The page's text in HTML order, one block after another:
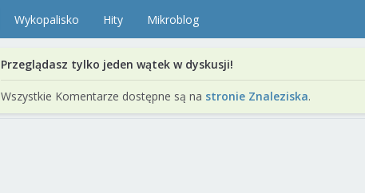
Wykopalisko Hity Mikroblog
Przeglądasz tylko jeden wątek w dyskusji!
Wszystkie Komentarze dostępne są na stronie Znaleziska.